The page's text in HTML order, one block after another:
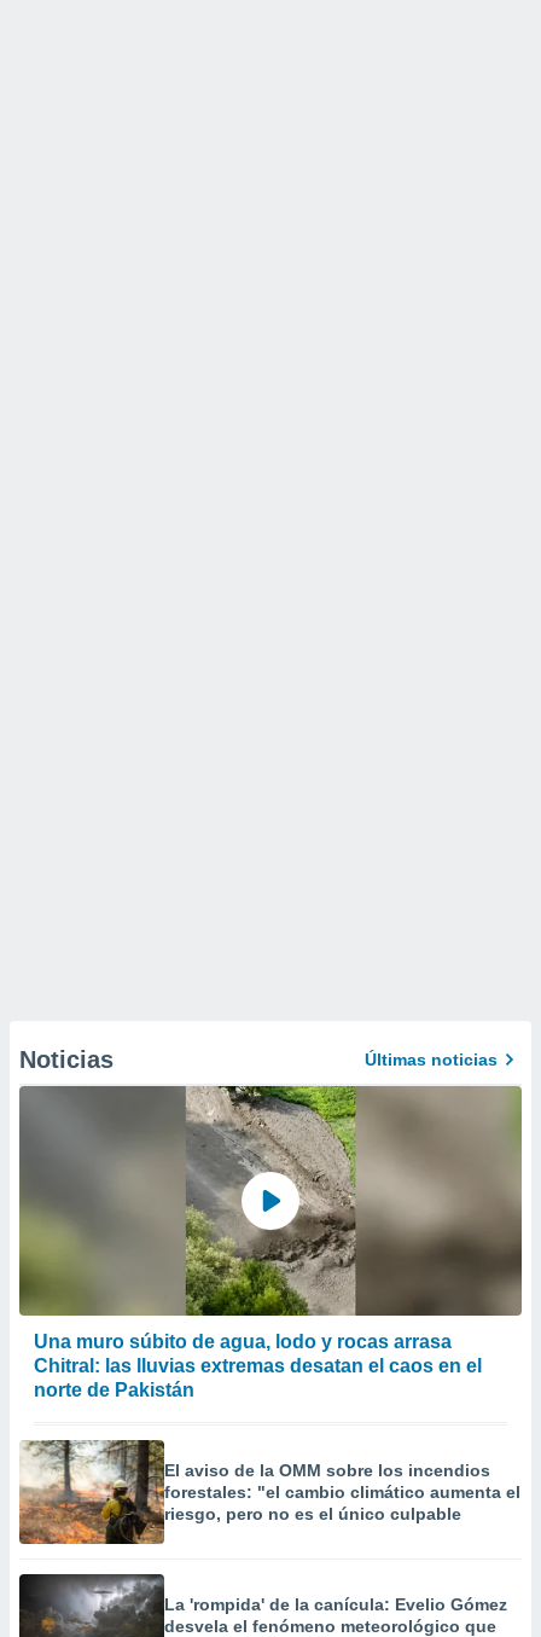
Noticias Últimas noticias
Una muro súbito de agua, lodo y rocas arrasa
Chitral: las lluvias extremas desatan el caos en el
norte de Pakistán
El aviso de la OMM sobre los incendios
forestales: "el cambio climático aumenta el
riesgo, pero no es el único culpable
La 'rompida' de la canícula: Evelio Gómez
desvela el fenómeno meteorológico que